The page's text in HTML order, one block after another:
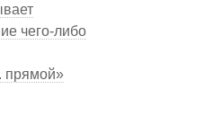
чего-либо
прямой»